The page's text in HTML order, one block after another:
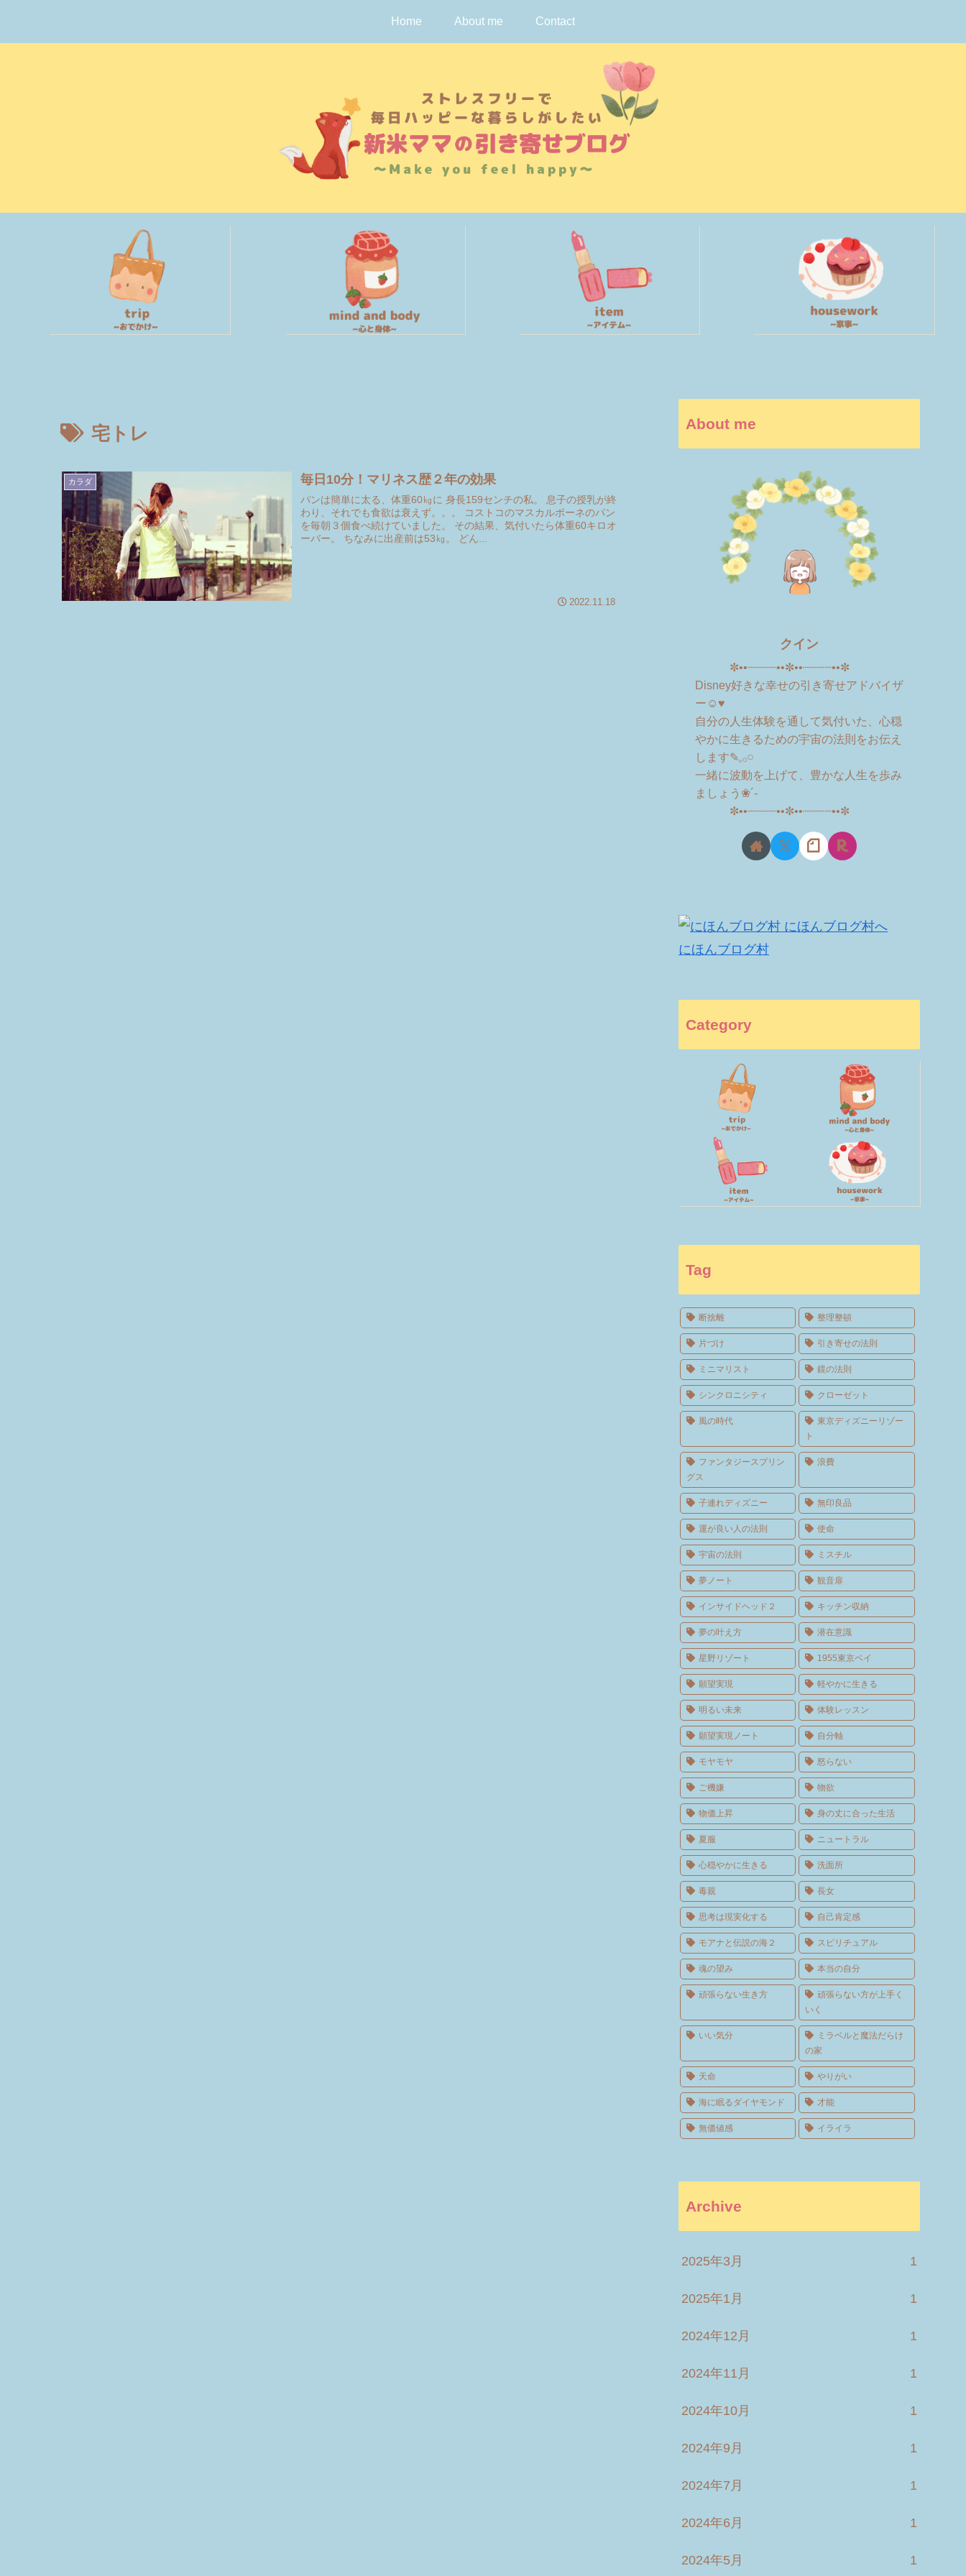
Home About me Contact
宅トレ
カラダ 毎日10分！マリネス歴２年の効果
パンは簡単に太る、体重60㎏に 身長159センチの私。 息子の授乳が終
わり、それでも食欲は衰えず。。。 コストコのマスカルポーネのパン
を毎朝３個食べ続けていました。 その結果、気付いたら体重60キロオ
ーバー。 ちなみに出産前は53㎏。 どん...
2022.11.18
About me
クイン
✼••┈┈┈┈••✼••┈┈┈┈••✼
Disney好きな幸せの引き寄せアドバイザ
ー☺︎♥
自分の人生体験を通して気付いた、心穏
やかに生きるための宇宙の法則をお伝え
します✎𓈒𓂂𓏸
一緒に波動を上げて、豊かな人生を歩み
ましょう❀´-
✼••┈┈┈┈••✼••┈┈┈┈••✼
にほんブログ村
Category
Tag
断捨離 整理整頓
片づけ 引き寄せの法則
ミニマリスト 鏡の法則
シンクロニシティ クローゼット
風の時代
東京ディズニーリゾー
ト
ファンタジースプリン
グス
浪費
子連れディズニー 無印良品
運が良い人の法則 使命
宇宙の法則 ミスチル
夢ノート 観音扉
インサイドヘッド２ キッチン収納
夢の叶え方 潜在意識
星野リゾート 1955東京ベイ
願望実現 軽やかに生きる
明るい未来 体験レッスン
願望実現ノート 自分軸
モヤモヤ 怒らない
ご機嫌 物欲
物価上昇 身の丈に合った生活
夏服 ニュートラル
心穏やかに生きる 洗面所
毒親 長女
思考は現実化する 自己肯定感
モアナと伝説の海２ スピリチュアル
魂の望み 本当の自分
頑張らない生き方
頑張らない方が上手く
いく
いい気分
ミラベルと魔法だらけ
の家
天命 やりがい
海に眠るダイヤモンド 才能
無価値感 イライラ
Archive
2025年3月 1
2025年1月 1
2024年12月 1
2024年11月 1
2024年10月 1
2024年9月 1
2024年7月 1
2024年6月 1
2024年5月 1